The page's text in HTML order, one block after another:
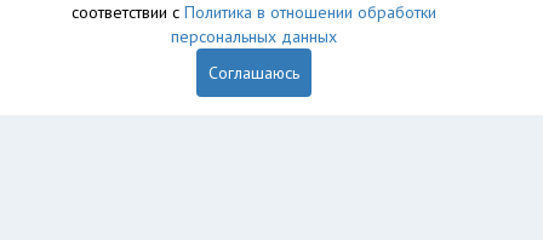
соответствии с Политика в отношении обработки
персональных данных
Соглашаюсь